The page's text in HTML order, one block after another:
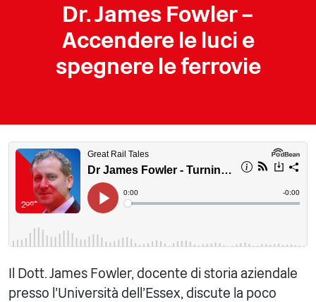
Dr. James Fowler –
Accendere le luci e
spegnere le ferrovie
Il Dott. James Fowler, docente di storia aziendale
presso l'Università dell'Essex, discute la poco